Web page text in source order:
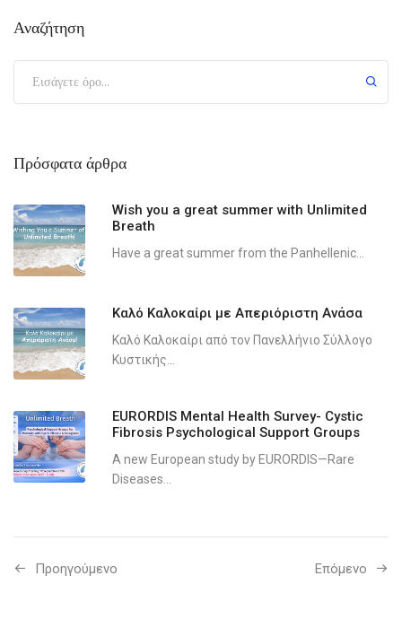
Αναζήτηση
Πρόσφατα άρθρα
Wish you a great summer with Unlimited
Breath
Have a great summer from the Panhellenic...
Καλό Καλοκαίρι με Απεριόριστη Ανάσα
Καλό Καλοκαίρι από τον Πανελλήνιο Σύλλογο
Κυστικής...
EURORDIS Mental Health Survey- Cystic
Fibrosis Psychological Support Groups
A new European study by EURORDIS—Rare
Diseases...
Προηγούμενo Επόμενο